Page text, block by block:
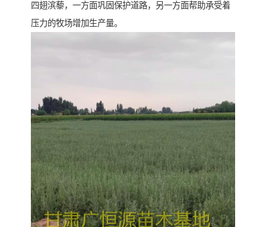
四翅滨藜，一方面巩固保护道路，另一方面帮助承受着
压力的牧场增加生产量。